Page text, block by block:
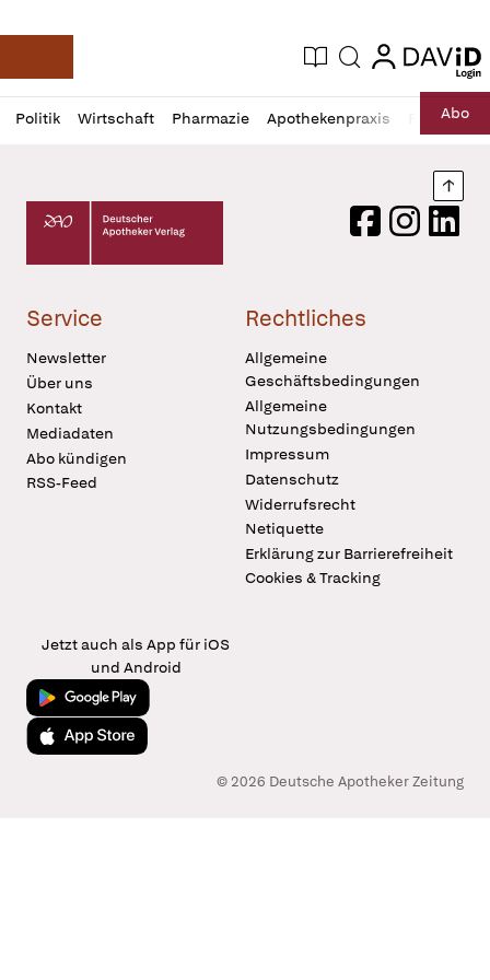
Deutsche Apotheker Zeitung
Aktuelle Ausgabe
Suche login
login
Politik Wirtschaft Pharmazie Apothekenpraxis RechtAbo
Profil
öffnen
Daz
Pur
Deutscher Apotheker Verlag Logo
FacebookInstagram
Service
Newsletter
Über uns
Kontakt
Mediadaten
Abo kündigen
RSS-Feed
Rechtliches
Allgemeine
Geschäftsbedingungen
Allgemeine
Nutzungsbedingungen
Impressum
Datenschutz
Widerrufsrecht
Netiquette
Erklärung zur Barrierefreiheit
Cookies & Tracking
Jetzt auch als App für iOS
und Android
Jetzt bei Google Play
Laden im App Store
© 2026 Deutsche Apotheker Zeitung